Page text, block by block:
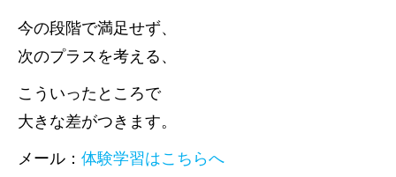
今の段階で満足せず、
次のプラスを考える、
こういったところで
大きな差がつきます。
メール： 体験学習はこちらへ